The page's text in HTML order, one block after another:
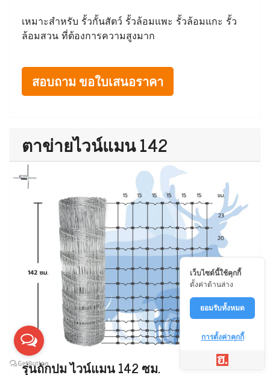
เหมาะสำหรับ รั้วกั้นสัตว์ รั้วล้อมแพะ รั้วล้อมแกะ รั้ว
ล้อมสวน ที่ต้องการความสูงมาก
สอบถาม ขอใบเสนอราคา
ตาข่ายไวน์แมน 142
รุ่นถักปม ไวน์แมน 142 ซม.
เว็บไซต์นี้ใช้คุกกี้
ตั้งค่าด้านล่าง
ยอมรับทั้งหมด
การตั้งค่าคุกกี้